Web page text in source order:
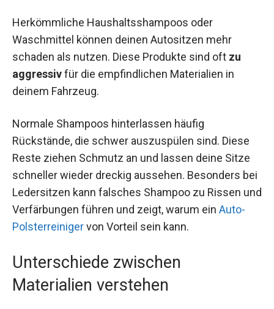
Herkömmliche Haushaltsshampoos oder
Waschmittel können deinen Autositzen mehr
schaden als nutzen. Diese Produkte sind oft zu
aggressivfür die empfindlichen Materialien in
deinem Fahrzeug.
Normale Shampoos hinterlassen häufig
Rückstände, die schwer auszuspülen sind. Diese
Reste ziehen Schmutz an und lassen deine Sitze
schneller wieder dreckig aussehen. Besonders bei
Ledersitzen kann falsches Shampoo zu Rissen und
Verfärbungen führen und zeigt, warum ein Auto-
Polsterreinigervon Vorteil sein kann.
Unterschiede zwischen
Materialien verstehen